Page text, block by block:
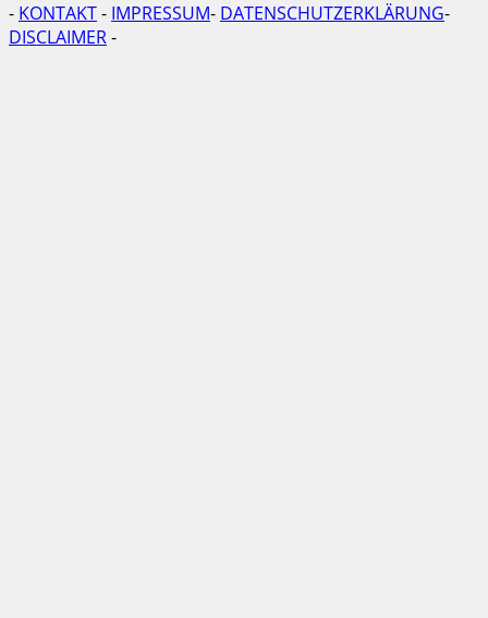
- KONTAKT- IMPRESSUM- DATENSCHUTZERKLÄRUNG-
DISCLAIMER-